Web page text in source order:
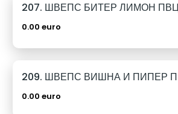
0.00 euro
0.00 euro